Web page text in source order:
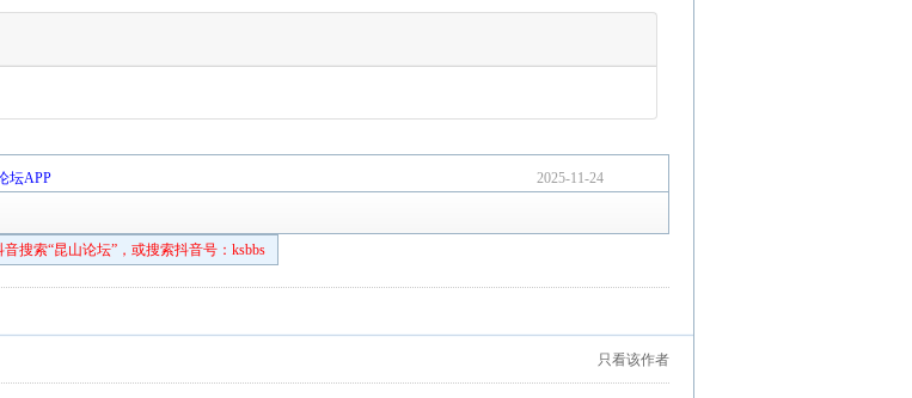
坛APP 2025-11-24
搜索“昆山论坛”，或搜索抖音号：ksbbs
只看该作者